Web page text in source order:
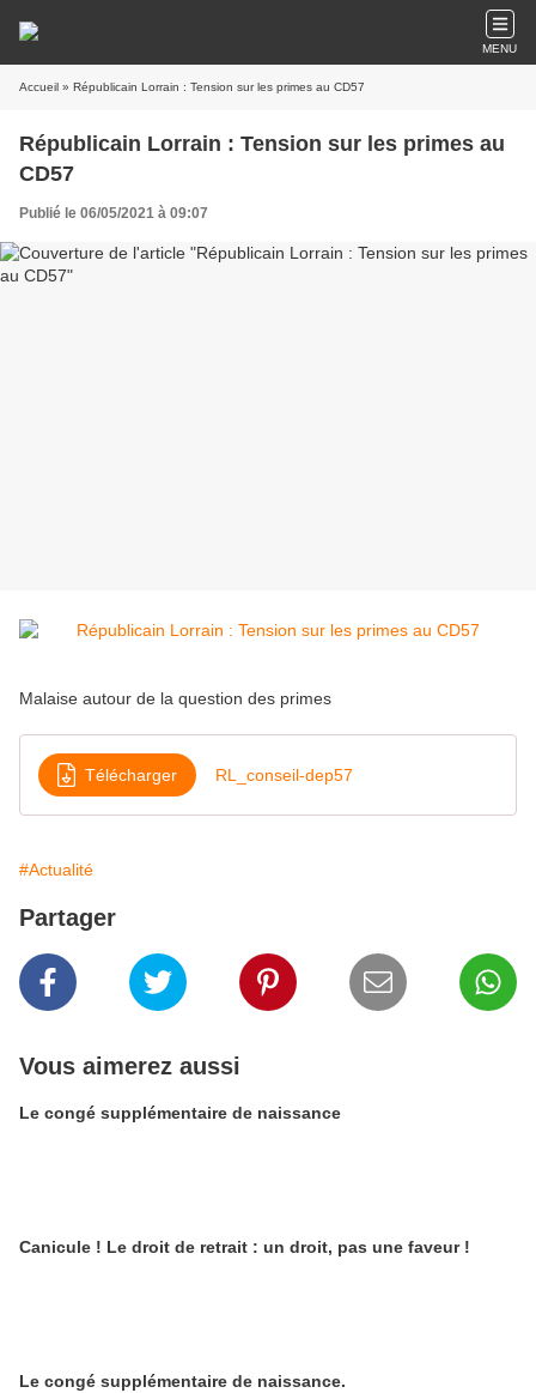
MENU
Accueil » Républicain Lorrain : Tension sur les primes au CD57
Républicain Lorrain : Tension sur les primes au
CD57
Publié le 06/05/2021 à 09:07
Malaise autour de la question des primes
Télécharger RL_conseil-dep57
#Actualité
Partager
Vous aimerez aussi
Le congé supplémentaire de naissance
Canicule ! Le droit de retrait : un droit, pas une faveur !
Le congé supplémentaire de naissance.